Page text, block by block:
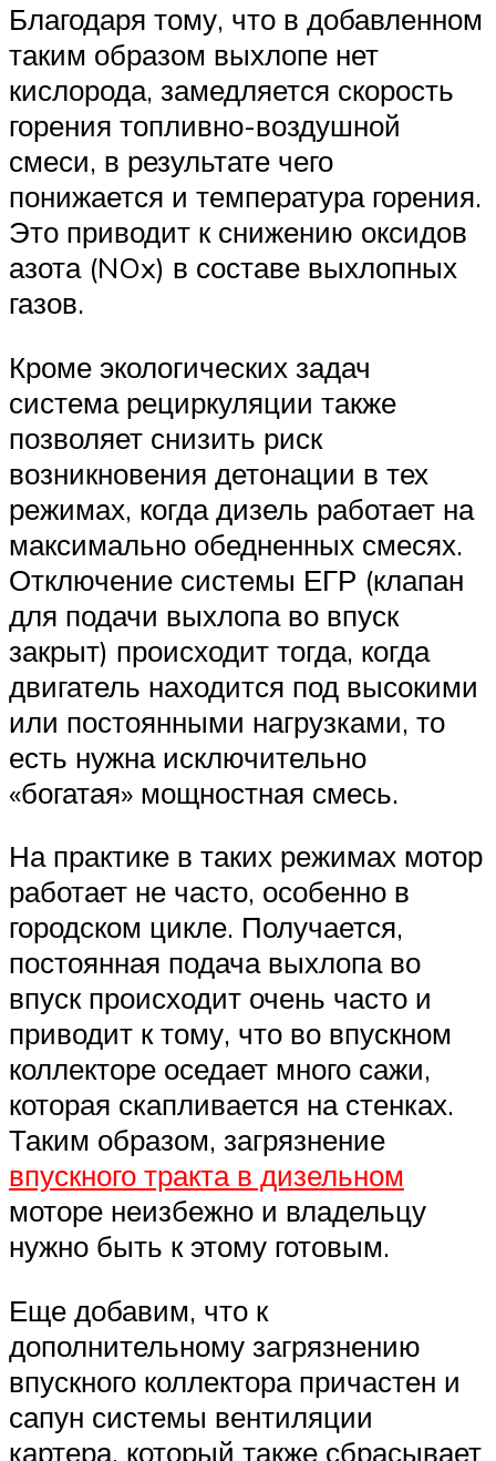
Благодаря тому, что в добавленном
таким образом выхлопе нет
кислорода, замедляется скорость
горения топливно-воздушной
смеси, в результате чего
понижается и температура горения.
Это приводит к снижению оксидов
азота (NOx) в составе выхлопных
газов.
Кроме экологических задач
система рециркуляции также
позволяет снизить риск
возникновения детонации в тех
режимах, когда дизель работает на
максимально обедненных смесях.
Отключение системы ЕГР (клапан
для подачи выхлопа во впуск
закрыт) происходит тогда, когда
двигатель находится под высокими
или постоянными нагрузками, то
есть нужна исключительно
«богатая» мощностная смесь.
На практике в таких режимах мотор
работает не часто, особенно в
городском цикле. Получается,
постоянная подача выхлопа во
впуск происходит очень часто и
приводит к тому, что во впускном
коллекторе оседает много сажи,
которая скапливается на стенках.
Таким образом, загрязнение
впускного тракта в дизельном
моторе неизбежно и владельцу
нужно быть к этому готовым.
Еще добавим, что к
дополнительному загрязнению
впускного коллектора причастен и
сапун системы вентиляции
картера, который также сбрасывает